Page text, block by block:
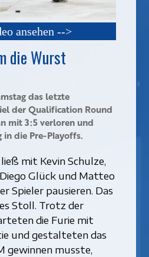
ansehen -->
die Wurst
das letzte
der Qualification Round
mit 3:5 verloren und
die Pre-Playoffs.
mit Kevin Schulze,
Glück und Matteo
Spieler pausieren. Das
Stoll. Trotz der
die Furie mit
und gestalteten das
gewinnen musste,